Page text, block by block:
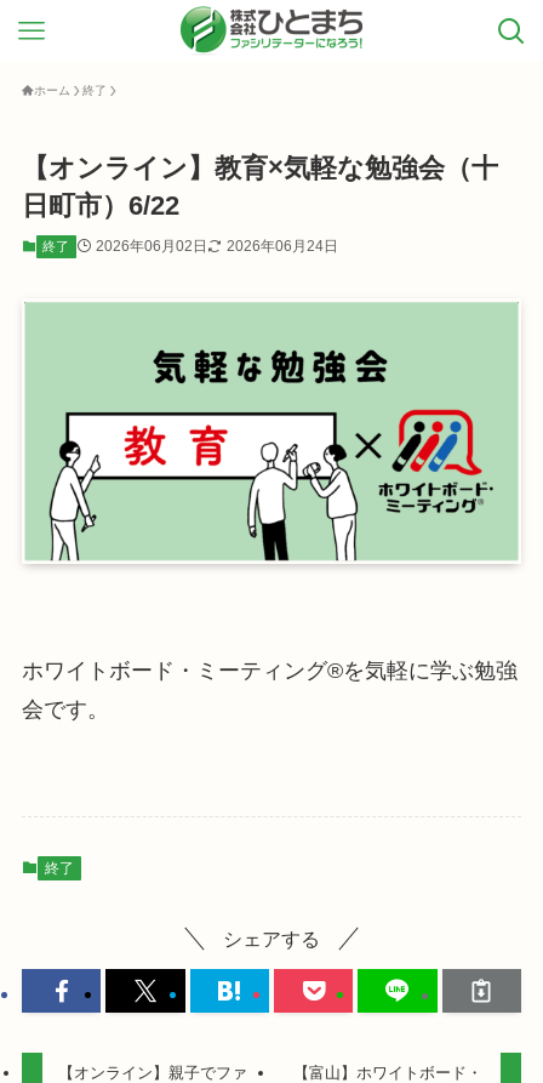
ホーム 終了
【オンライン】教育×気軽な勉強会（十
日町市）6/22
終了 2026年06月02日 2026年06月24日
ホワイトボード・ミーティング®を気軽に学ぶ勉強
会です。
終了
シェアする
【オンライン】親子でファ
【富山】ホワイトボード・